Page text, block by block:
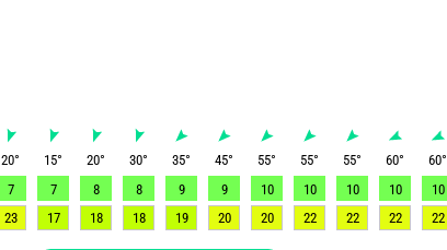
20° 15° 20° 30° 35° 45° 55° 55° 55° 60° 60°
7 7 8 8 9 9 10 10 10 10 10
23 17 18 18 19 20 20 22 22 22 22